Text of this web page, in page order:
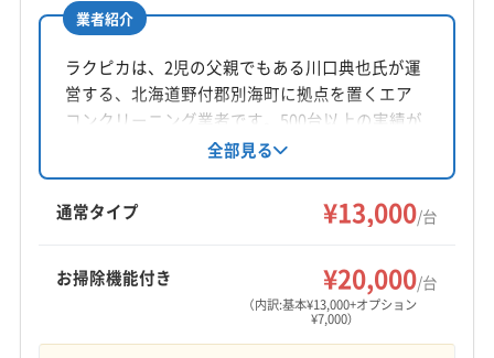
所在地
北海道釧路郡釧路町字別保原野25 線61 番地115
対応地域
根室市 帯広市
釧路郡釧路町
厚岸郡浜中町
広尾郡広尾町
広尾郡大樹町
川上郡弟子屈町
中川郡本別町
中川郡幕別町
白糠郡白糠町
標津郡標津町
業者紹介
ラクピカは、2児の父親でもある川口典也氏が運
営する、北海道野付郡別海町に拠点を置くエア
コンクリーニング業者です。500台以上の実績が
あり、損害保険にも加入済み。土日祝日も対応
し、防カビ・抗菌コーティングも提供していま
す。複数台割引あり。丁寧な説明と安心価格
で、地元に根付いたアットホームなサービスを
全部見る
通常タイプ ¥13,000/台
お掃除機能付き ¥20,000/台
（内訳:基本¥13,000+オプション
¥7,000）